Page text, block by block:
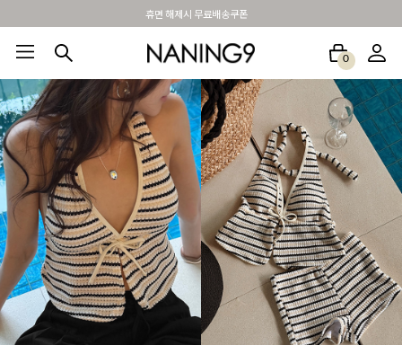
BEST 포토리뷰 - 매주 2명추첨 3만원쿠폰
0
BEST100🤍 NEW5% 베스트재진행 썸머여행룩 하객&모임룩